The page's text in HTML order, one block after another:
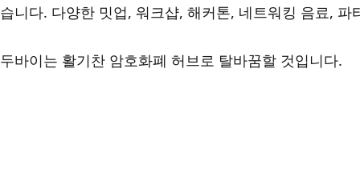
습니다. 다양한 밋업, 워크샵, 해커톤, 네트워킹 음료, 파
두바이는 활기찬 암호화폐 허브로 탈바꿈할 것입니다.